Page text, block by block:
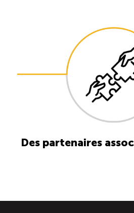
Des partenaires